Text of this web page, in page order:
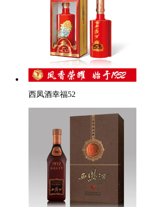
西凤酒幸福52